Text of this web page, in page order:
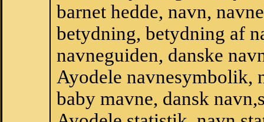
barnet hedde, navn,
betydning, betydning af
navneguiden, danske
Ayodele navnesymbolik,
baby mavne, dansk